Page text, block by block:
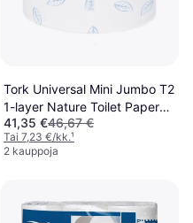
Tork Universal Mini Jumbo T2
1-layer Nature Toilet Paper
12-pack
41,35 €46,67 €
Tai 7,23 €/kk.¹
2 kauppoja